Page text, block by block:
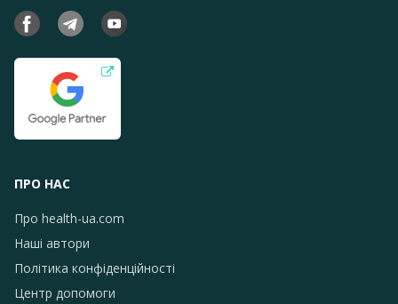
ПРО НАС
Про health-ua.com
Наші автори
Політика конфіденційності
Центр допомоги